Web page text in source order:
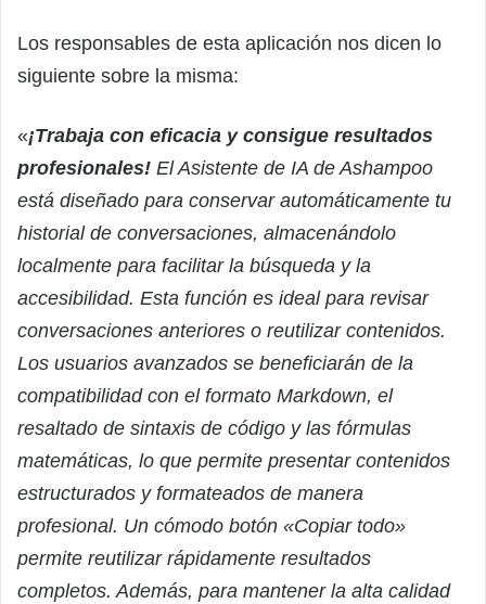
Los responsables de esta aplicación nos dicen lo
siguiente sobre la misma:
«¡Trabaja con eficacia y consigue resultados
profesionales! El Asistente de IA de Ashampoo
está diseñado para conservar automáticamente tu
historial de conversaciones, almacenándolo
localmente para facilitar la búsqueda y la
accesibilidad. Esta función es ideal para revisar
conversaciones anteriores o reutilizar contenidos.
Los usuarios avanzados se beneficiarán de la
compatibilidad con el formato Markdown, el
resaltado de sintaxis de código y las fórmulas
matemáticas, lo que permite presentar contenidos
estructurados y formateados de manera
profesional. Un cómodo botón «Copiar todo»
permite reutilizar rápidamente resultados
completos. Además, para mantener la alta calidad